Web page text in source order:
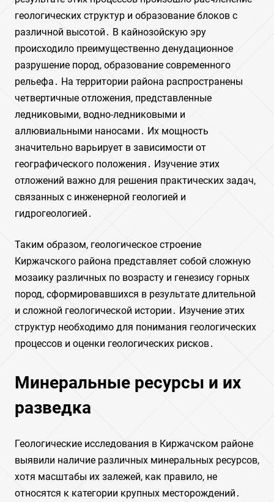
геологических структур и образование блоков с
различной высотой․ В кайнозойскую эру
происходило преимущественно денудационное
разрушение пород, образование современного
рельефа․ На территории района распространены
четвертичные отложения, представленные
ледниковыми, водно-ледниковыми и
аллювиальными наносами․ Их мощность
значительно варьирует в зависимости от
географического положения․ Изучение этих
отложений важно для решения практических задач,
связанных с инженерной геологией и
гидрогеологией․
Таким образом, геологическое строение
Киржачского района представляет собой сложную
мозаику различных по возрасту и генезису горных
пород, сформировавшихся в результате длительной
и сложной геологической истории․ Изучение этих
структур необходимо для понимания геологических
процессов и оценки геологических рисков․
Минеральные ресурсы и их
разведка
Геологические исследования в Киржачском районе
выявили наличие различных минеральных ресурсов,
хотя масштабы их залежей, как правило, не
относятся к категории крупных месторождений․